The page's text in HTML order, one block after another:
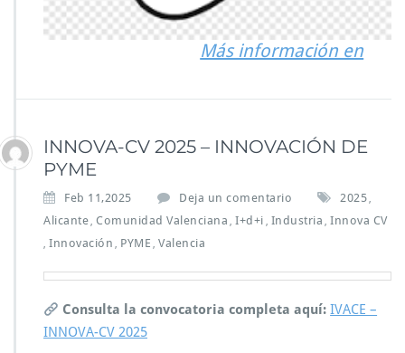
Más información en
INNOVA-CV 2025 – INNOVACIÓN DE
PYME
Feb 11,2025 Deja un comentario 2025
Alicante Comunidad Valenciana I+d+i Industria Innova CV
Innovación PYME Valencia
Consulta la convocatoria completa aquí: IVACE –
INNOVA-CV 2025